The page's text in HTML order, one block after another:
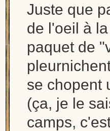
Juste que
de l'oeil à
paquet de
se chopent
(ça, je le
camps,